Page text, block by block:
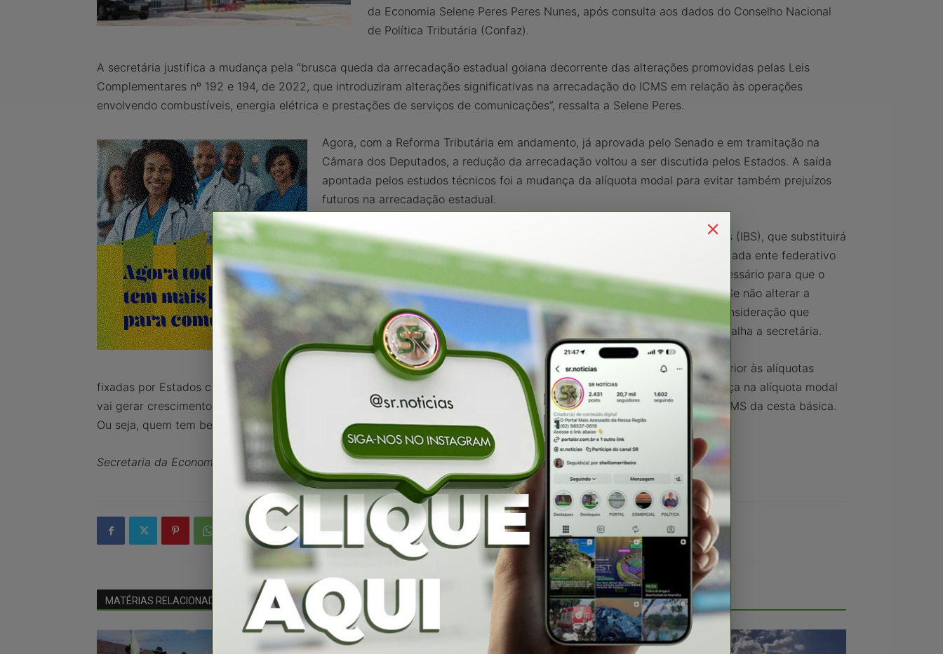
da Economia Selene Peres Peres Nunes, após consulta aos dados do Conselho Nacional
de Política Tributária (Confaz).
A secretária justifica a mudança pela “brusca queda da arrecadação estadual goiana decorrente das alterações promovidas pelas Leis
Complementares nº 192 e 194, de 2022, que introduziram alterações significativas na arrecadação do ICMS em relação às operações
envolvendo combustíveis, energia elétrica e prestações de serviços de comunicações”, ressalta a Selene Peres.
Agora, com a Reforma Tributária em andamento, já aprovada pelo Senado e em tramitação na
Câmara dos Deputados, a redução da arrecadação voltou a ser discutida pelos Estados. A saída
apontada pelos estudos técnicos foi a mudança da alíquota modal para evitar também prejuízos
futuros na arrecadação estadual.
“Foi criado um novo mecanismo de partilha do Imposto sobre Bens e Serviços (IBS), que substituirá
o ICMS, com vigência de 50 anos, proporcional à receita média de ICMS de cada ente federativo
entre os anos de 2024 a 2028. Portanto, o aumento da alíquota modal é necessário para que o
Estado consiga manter sua participação na arrecadação tributária nacional. Se não alterar a
alíquota, Goiás terá sua participação drasticamente reduzida, levando em consideração que
muitas Unidades Federadas já propuseram aumentar sua alíquota modal”, detalha a secretária.
A alíquota modal de 17% é praticada em Goiás desde março de 1992 e é inferior às alíquotas
fixadas por Estados como São Paulo, Minas Gerais e Rio de Janeiro. Pelos cálculos da Secretaria da Economia a mudança na alíquota modal
vai gerar crescimento de receita de aproximadamente R$ 570 milhões em 2024. O aumento não atinge a redução do ICMS da cesta básica.
Ou seja, quem tem benefício de redução do ICMS não será atingido.
Secretaria da Economia - Governo de Goiás
MATÉRIAS RELACIONADAS Mais do autor